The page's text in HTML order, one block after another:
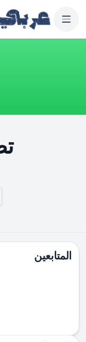
المتابعين